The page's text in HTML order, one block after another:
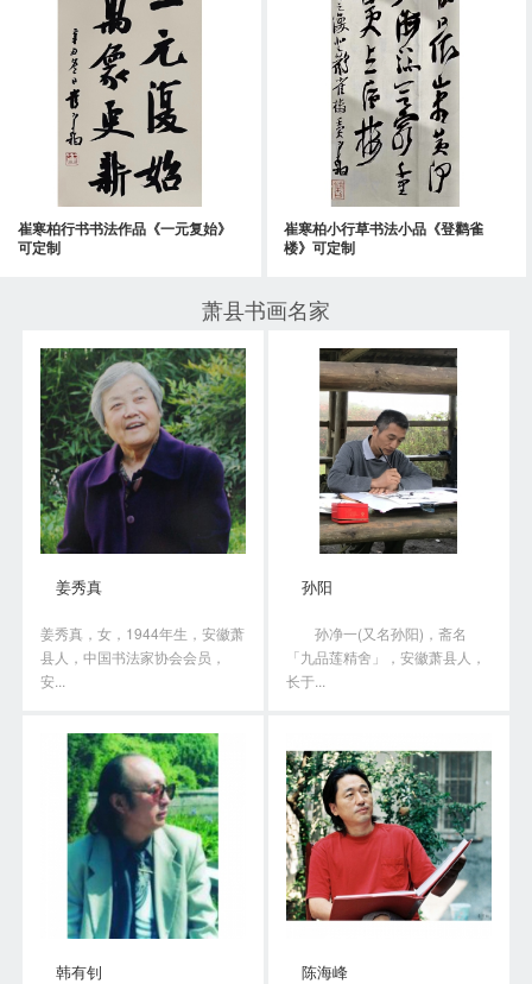
崔寒柏行书书法作品《一元复始》
可定制
崔寒柏小行草书法小品《登鹳雀
楼》可定制
萧县书画名家
姜秀真
姜秀真，女，1944年生，安徽萧
县人，中国书法家协会会员，
安...
孙阳
孙净一(又名孙阳)，斋名
「九品莲精舍」，安徽萧县人，
长于...
韩有钊 陈海峰